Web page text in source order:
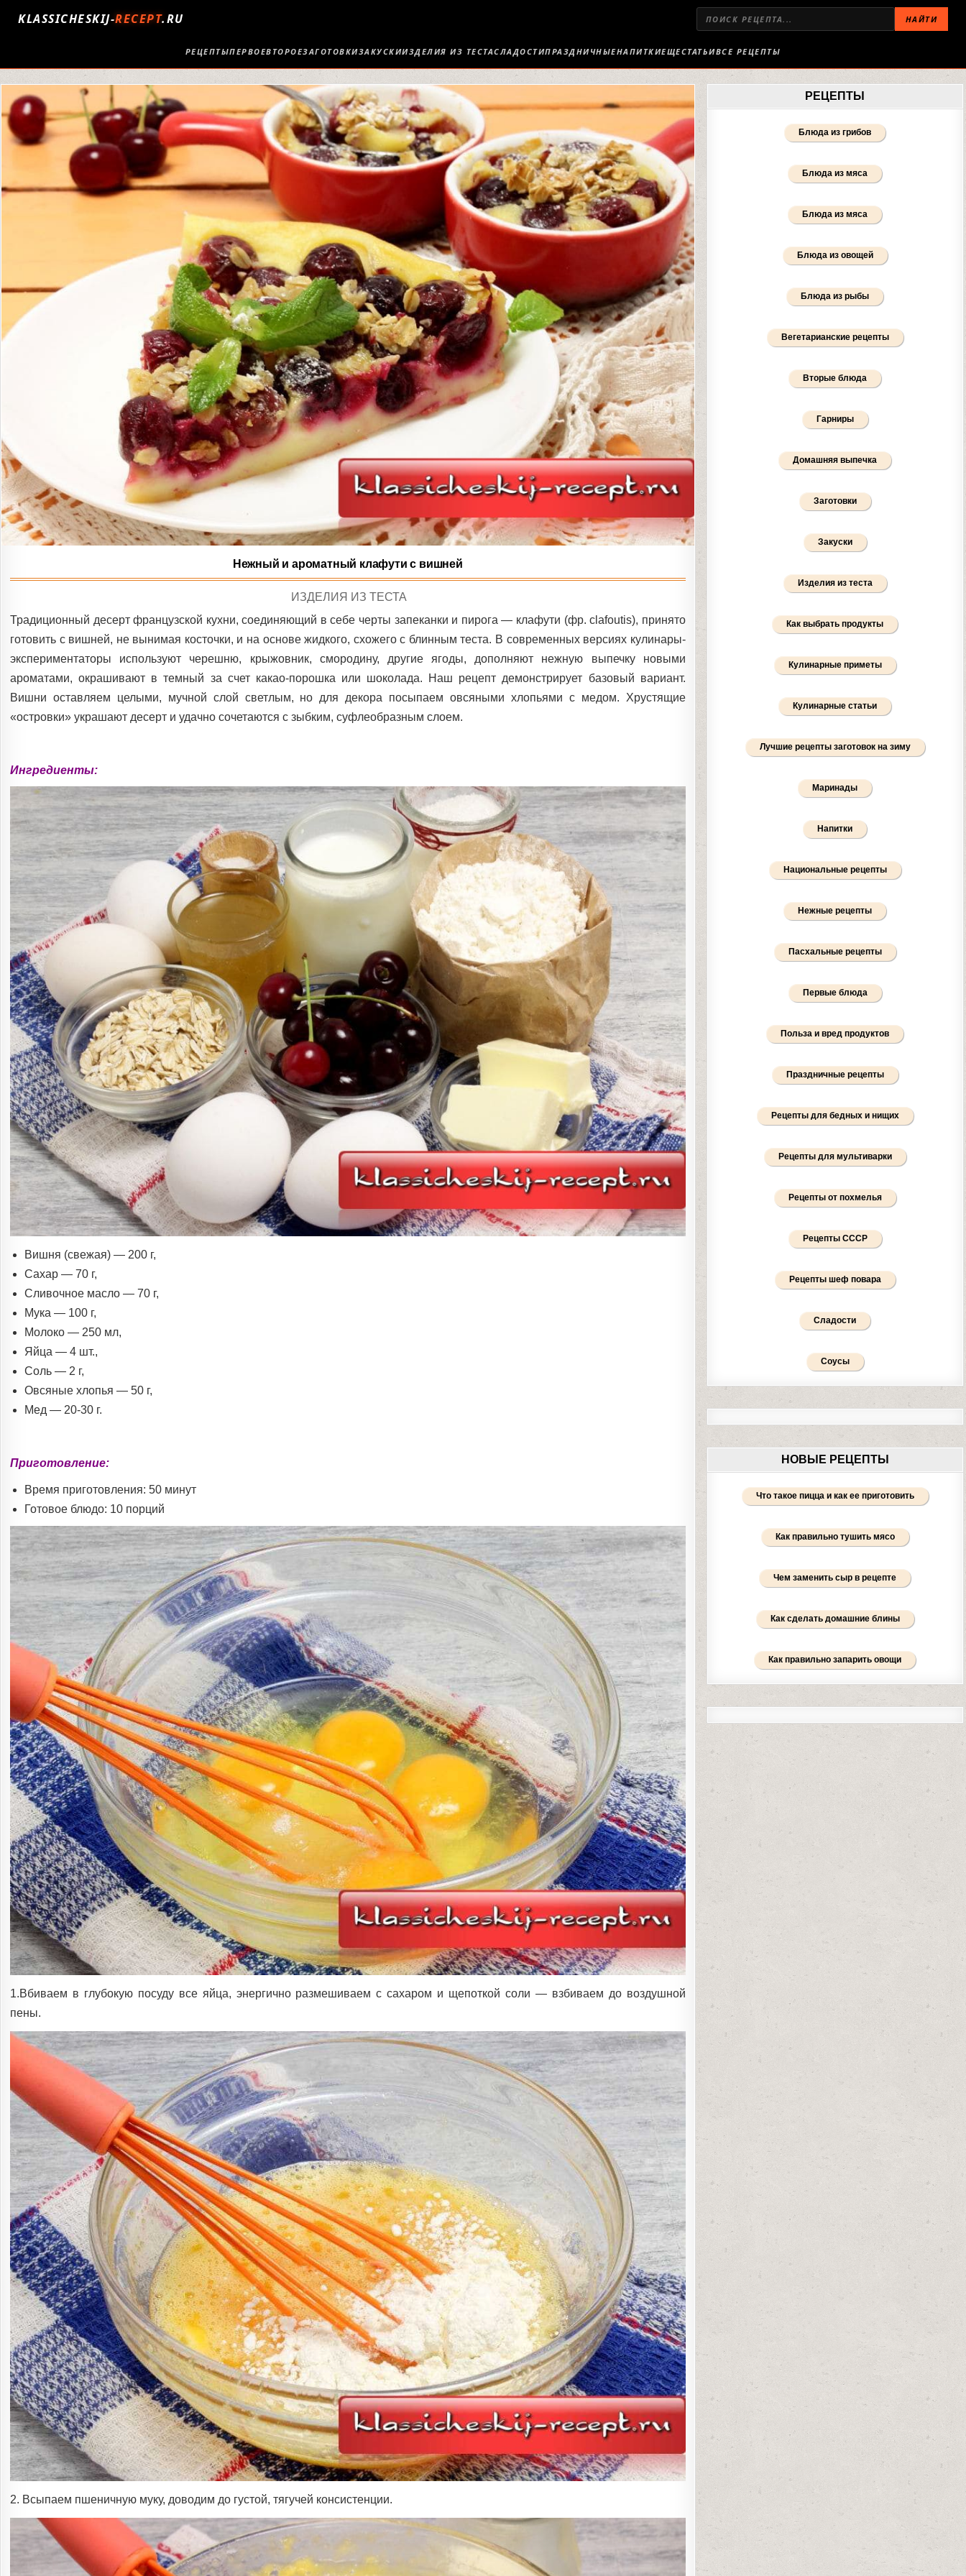
KLASSICHESKIJ-RECEPT.RU НАЙТИ
РЕЦЕПТЫПЕРВОЕВТОРОЕЗАГОТОВКИЗАКУСКИИЗДЕЛИЯ ИЗ ТЕСТАСЛАДОСТИПРАЗДНИЧНЫЕНАПИТКИЕЩЕСТАТЬИВСЕ РЕЦЕПТЫ
Нежный и ароматный клафути с вишней
POSTED
ИЗДЕЛИЯ ИЗ ТЕСТА
Традиционный десерт французской кухни, соединяющий в себе черты запеканки и пирога — клафути (фр. clafoutis), принято
готовить с вишней, не вынимая косточки, и на основе жидкого, схожего с блинным теста. В современных версиях кулинары-
экспериментаторы используют черешню, крыжовник, смородину, другие ягоды, дополняют нежную выпечку новыми
ароматами, окрашивают в темный за счет какао-порошка или шоколада. Наш рецепт демонстрирует базовый вариант.
Вишни оставляем целыми, мучной слой светлым, но для декора посыпаем овсяными хлопьями с медом. Хрустящие
«островки» украшают десерт и удачно сочетаются с зыбким, суфлеобразным слоем.
Ингредиенты:
Вишня (свежая) — 200 г,
Сахар — 70 г,
Сливочное масло — 70 г,
Мука — 100 г,
Молоко — 250 мл,
Яйца — 4 шт.,
Соль — 2 г,
Овсяные хлопья — 50 г,
Мед — 20-30 г.
Приготовление:
Время приготовления: 50 минут
Готовое блюдо: 10 порций
1.Вбиваем в глубокую посуду все яйца, энергично размешиваем с сахаром и щепоткой соли — взбиваем до воздушной
пены.
2. Всыпаем пшеничную муку, доводим до густой, тягучей консистенции.
РЕЦЕПТЫ
Блюда из грибов
Блюда из мяса
Блюда из мяса
Блюда из овощей
Блюда из рыбы
Вегетарианские рецепты
Вторые блюда
Гарниры
Домашняя выпечка
Заготовки
Закуски
Изделия из теста
Как выбрать продукты
Кулинарные приметы
Кулинарные статьи
Лучшие рецепты заготовок на зиму
Маринады
Напитки
Национальные рецепты
Нежные рецепты
Пасхальные рецепты
Первые блюда
Польза и вред продуктов
Праздничные рецепты
Рецепты для бедных и нищих
Рецепты для мультиварки
Рецепты от похмелья
Рецепты СССР
Рецепты шеф повара
Сладости
Соусы
НОВЫЕ РЕЦЕПТЫ
Что такое пицца и как ее приготовить
Как правильно тушить мясо
Чем заменить сыр в рецепте
Как сделать домашние блины
Как правильно запарить овощи